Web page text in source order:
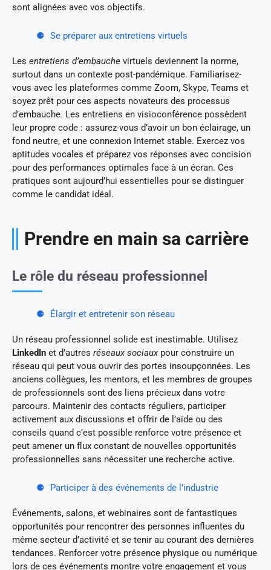
sont alignées avec vos objectifs.
Se préparer aux entretiens virtuels
Les entretiens d’embauche virtuels deviennent la norme,
surtout dans un contexte post-pandémique. Familiarisez-
vous avec les plateformes comme Zoom, Skype, Teams et
soyez prêt pour ces aspects novateurs des processus
d’embauche. Les entretiens en visioconférence possèdent
leur propre code : assurez-vous d’avoir un bon éclairage, un
fond neutre, et une connexion Internet stable. Exercez vos
aptitudes vocales et préparez vos réponses avec concision
pour des performances optimales face à un écran. Ces
pratiques sont aujourd’hui essentielles pour se distinguer
comme le candidat idéal.
Prendre en main sa carrière
Le rôle du réseau professionnel
Élargir et entretenir son réseau
Un réseau professionnel solide est inestimable. Utilisez
LinkedIn et d’autres réseaux sociauxpour construire un
réseau qui peut vous ouvrir des portes insoupçonnées. Les
anciens collègues, les mentors, et les membres de groupes
de professionnels sont des liens précieux dans votre
parcours. Maintenir des contacts réguliers, participer
activement aux discussions et offrir de l’aide ou des
conseils quand c’est possible renforce votre présence et
peut amener un flux constant de nouvelles opportunités
professionnelles sans nécessiter une recherche active.
Participer à des événements de l’industrie
Événements, salons, et webinaires sont de fantastiques
opportunités pour rencontrer des personnes influentes du
même secteur d’activité et se tenir au courant des dernières
tendances. Renforcer votre présence physique ou numérique
lors de ces événements montre votre engagement et vous